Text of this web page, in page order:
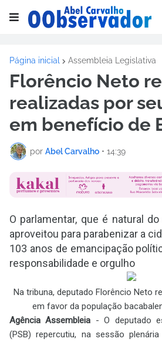
Página inicial Assembleia Legislativa
Florêncio Neto
realizadas por
em benefício de
por Abel Carvalho • 14:39
O parlamentar, que é natural
aproveitou para parabenizar a
103 anos de emancipação
responsabilidade e orgulho
Na tribuna, deputado Florêncio Neto
em favor da população
Agência Assembleia - O deputado
(PSB) repercutiu, na sessão